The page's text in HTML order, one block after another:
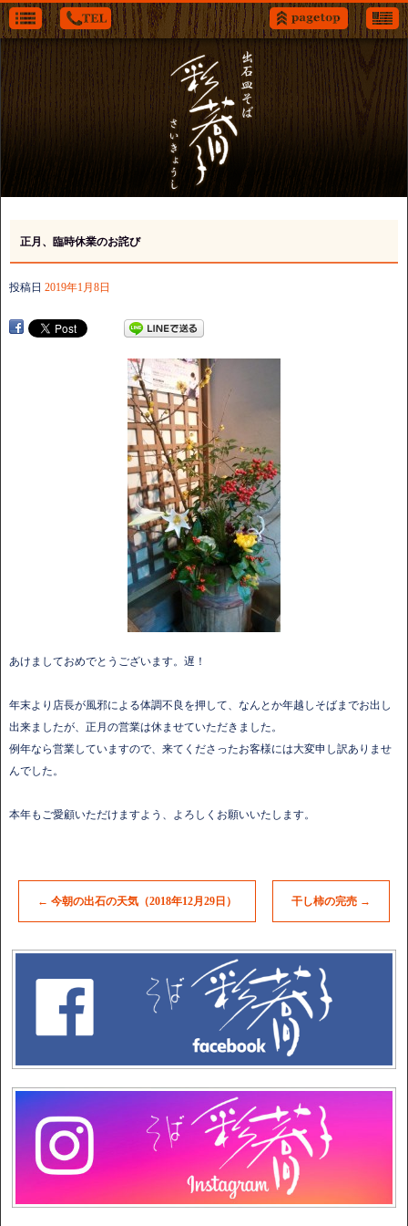
正月、臨時休業のお詫び
投稿日 2019年1月8日
あけましておめでとうございます。遅！
年末より店長が風邪による体調不良を押して、なんとか年越しそばまでお出し
出来ましたが、正月の営業は休ませていただきました。
例年なら営業していますので、来てくださったお客様には大変申し訳ありませ
んでした。
本年もご愛顧いただけますよう、よろしくお願いいたします。
← 今朝の出石の天気（2018年12月29日） 干し柿の完売 →